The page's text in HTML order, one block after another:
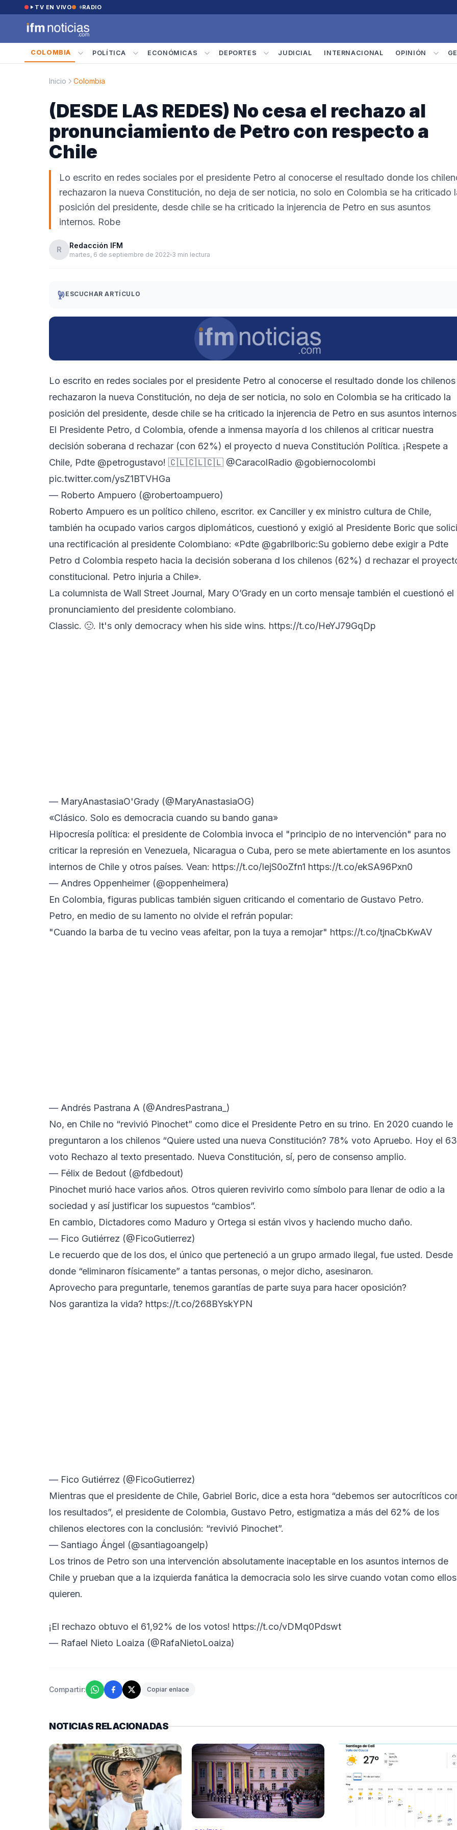
Saltar al contenido
TV EN VIVO RADIO
COLOMBIA POLÍTICA ECONÓMICAS DEPORTES JUDICIAL INTERNACIONAL OPINIÓN
Inicio Colombia
(DESDE LAS REDES) No cesa el rechazo al
pronunciamiento de Petro con respecto a
Chile
Lo escrito en redes sociales por el presidente Petro al conocerse el resultado donde los
rechazaron la nueva Constitución, no deja de ser noticia, no solo en Colombia se ha criticado
posición del presidente, desde chile se ha criticado la injerencia de Petro en sus asuntos
internos. Robe
R Redacción IFM
martes, 6 de septiembre de 2022 3 min lectura
ESCUCHAR ARTÍCULO
Lo escrito en redes sociales por el presidente Petro al conocerse el resultado donde los chilenos
rechazaron la nueva Constitución, no deja de ser noticia, no solo en Colombia se ha criticado la
posición del presidente, desde chile se ha criticado la injerencia de Petro en sus asuntos
El Presidente Petro, d Colombia, ofende a inmensa mayoría d los chilenos al criticar nuestra
decisión soberana d rechazar (con 62%) el proyecto d nueva Constitución Política. ¡Respete a
Chile, Pdte ⁦ @petrogustavo⁩! 🇨🇱🇨🇱🇨🇱 ⁦ @CaracolRadio @gobiernocolombi
pic.twitter.com/ysZ1BTVHGa
— Roberto Ampuero (@robertoampuero)
Roberto Ampuero es un político chileno, escritor. ex Canciller y ex ministro cultura de Chile,
también ha ocupado varios cargos diplomáticos, cuestionó y exigió al Presidente Boric que
una rectificación al presidente Colombiano: «Pdte ⁦@gabrilboric:Su gobierno debe exigir a Pdte
Petro d Colombia ⁦respeto hacia la decisión soberana d los chilenos (62%) d rechazar el
constitucional. Petro injuria a Chile».
La columnista de Wall Street Journal, Mary O’Grady en un corto mensaje también el cuestionó el
pronunciamiento del presidente colombiano.
Classic. 🙁. It's only democracy when his side wins. https://t.co/HeYJ79GqDp
— MaryAnastasiaO'Grady (@MaryAnastasiaOG)
«Clásico. Solo es democracia cuando su bando gana»
Hipocresía política: el presidente de Colombia invoca el "principio de no intervención" para no
criticar la represión en Venezuela, Nicaragua o Cuba, pero se mete abiertamente en los asuntos
internos de Chile y otros países. Vean: https://t.co/IejS0oZfn1 https://t.co/ekSA96Pxn0
— Andres Oppenheimer (@oppenheimera)
En Colombia, figuras publicas también siguen criticando el comentario de Gustavo Petro.
Petro, en medio de su lamento no olvide el refrán popular:
"Cuando la barba de tu vecino veas afeitar, pon la tuya a remojar" https://t.co/tjnaCbKwAV
— Andrés Pastrana A (@AndresPastrana_)
No, en Chile no “revivió Pinochet” como dice el Presidente Petro en su trino. En 2020 cuando le
preguntaron a los chilenos “Quiere usted una nueva Constitución? 78% voto Apruebo. Hoy el
voto Rechazo al texto presentado. Nueva Constitución, sí, pero de consenso amplio.
— Félix de Bedout (@fdbedout)
Pinochet murió hace varios años. Otros quieren revivirlo como símbolo para llenar de odio a la
sociedad y así justificar los supuestos “cambios”.
En cambio, Dictadores como Maduro y Ortega si están vivos y haciendo mucho daño.
— Fico Gutiérrez (@FicoGutierrez)
Le recuerdo que de los dos, el único que perteneció a un grupo armado ilegal, fue usted. Desde
donde “eliminaron físicamente” a tantas personas, o mejor dicho, asesinaron.
Aprovecho para preguntarle, tenemos garantías de parte suya para hacer oposición?
Nos garantiza la vida? https://t.co/268BYskYPN
— Fico Gutiérrez (@FicoGutierrez)
Mientras que el presidente de Chile, Gabriel Boric, dice a esta hora “debemos ser autocríticos
los resultados”, el presidente de Colombia, Gustavo Petro, estigmatiza a más del 62% de los
chilenos electores con la conclusión: “revivió Pinochet”.
— Santiago Ángel (@santiagoangelp)
Los trinos de Petro son una intervención absolutamente inaceptable en los asuntos internos de
Chile y prueban que a la izquierda fanática la democracia solo les sirve cuando votan como ellos
quieren.
¡El rechazo obtuvo el 61,92% de los votos! https://t.co/vDMq0Pdswt
— Rafael Nieto Loaiza (@RafaNietoLoaiza)
Compartir: Copiar enlace
NOTICIAS RELACIONADAS